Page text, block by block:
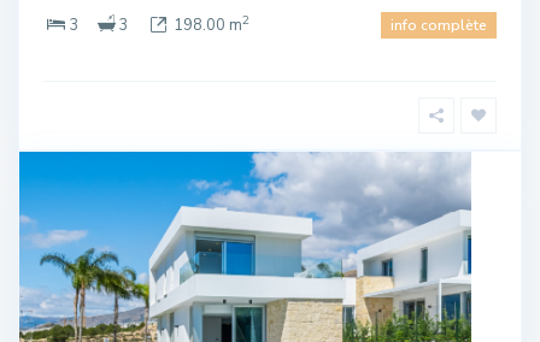
3
3 198.00 m2 info complète